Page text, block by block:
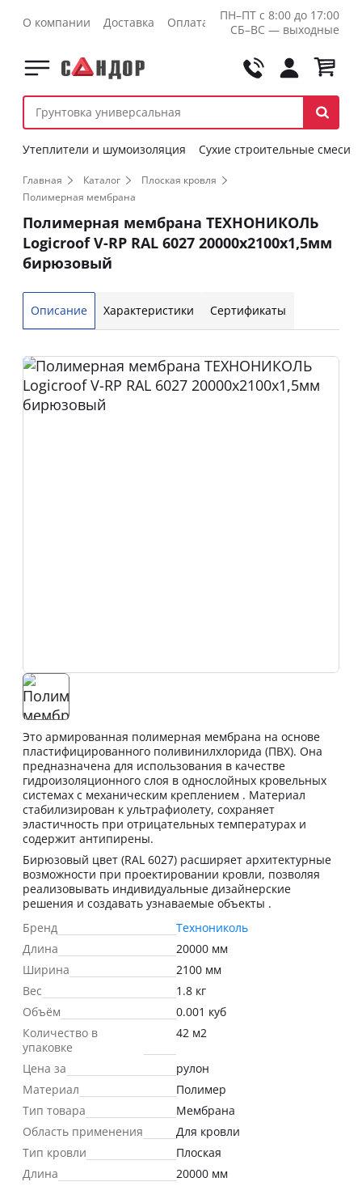
О компании Доставка Оплата Контакты Оптовикам
ПН–ПТ с 8:00 до 17:00
СБ–ВС — выходные
Утеплители и шумоизоляция Сухие строительные смеси
Главная Каталог
Плоская кровля
Полимерная мембрана
Полимерная мембрана ТЕХНОНИКОЛЬ
Logicroof V-RP RAL 6027 20000х2100х1,5мм
бирюзовый
Описание Характеристики Сертификаты
Это армированная полимерная мембрана на основе
пластифицированного поливинилхлорида (ПВХ). Она
предназначена для использования в качестве
гидроизоляционного слоя в однослойных кровельных
системах с механическим креплением . Материал
стабилизирован к ультрафиолету, сохраняет
эластичность при отрицательных температурах и
содержит антипирены.
Бирюзовый цвет (RAL 6027) расширяет архитектурные
возможности при проектировании кровли, позволяя
реализовывать индивидуальные дизайнерские
решения и создавать узнаваемые объекты .
Бренд
Технониколь
Длина
20000 мм
Ширина
2100 мм
Вес
1.8 кг
Объём
0.001 куб
Количество в
упаковке
42 м2
Цена за
рулон
Материал
Полимер
Тип товара
Мембрана
Область применения
Для кровли
Тип кровли
Плоская
Длина
20000 мм